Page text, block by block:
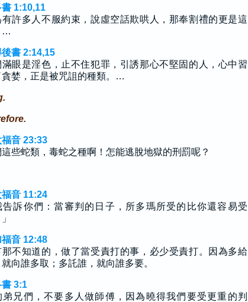
1:10,11
有許多人不服約束，說虛空話欺哄人，那奉割禮的更是這
…
書 2:14,15
滿眼是淫色，止不住犯罪，引誘那心不堅固的人，心中習
貪婪，正是被咒詛的種類。…
音 23:33
些蛇類，毒蛇之種啊！怎能逃脫地獄的刑罰呢？
音 11:24
告訴你們：當審判的日子，所多瑪所受的比你還容易受
福音 12:48
那不知道的，做了當受責打的事，必少受責打。因為多給
向誰多取；多託誰，就向誰多要。
3:1
弟兄們，不要多人做師傅，因為曉得我們要受更重的判